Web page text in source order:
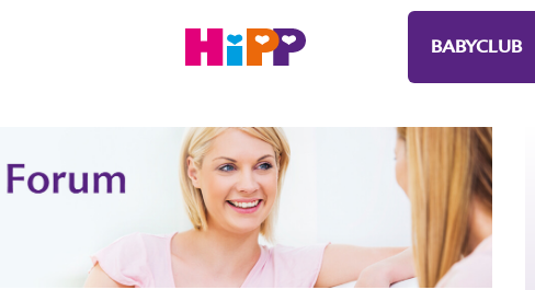
BABYCLUB